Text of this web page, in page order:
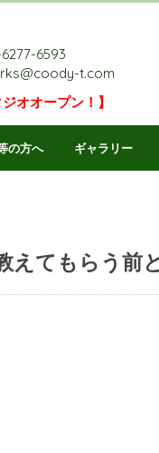
6593
t.com
オオープン！】
の方へ ギャラリー
てもらう前